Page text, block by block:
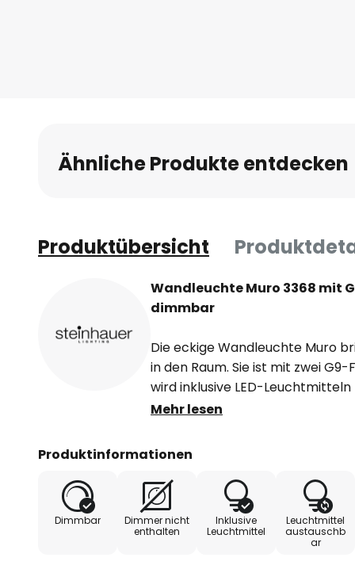
Ähnliche Produkte entdecken
Produktübersicht
Wandleuchte Muro 3368 mit
dimmbar
Die eckige Wandleuchte Muro
in den Raum. Sie ist mit zwei
wird inklusive LED-
geliefert. Die mitgelieferten
werden. Die goldene
nach unten abgestrahlt wird.
Mehr lesen
Produktinformationen
Dimmbar
Dimmer nicht
enthalten
Inklusive
Leuchtmittel
Leuchtmittel
austauschb
ar